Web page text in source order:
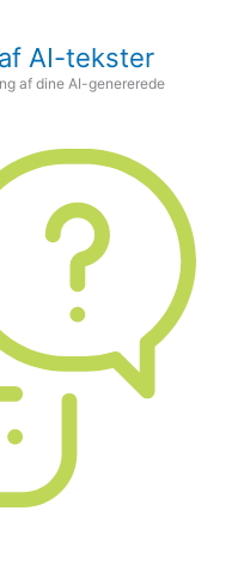
AI-tekster
af dine AI-genererede